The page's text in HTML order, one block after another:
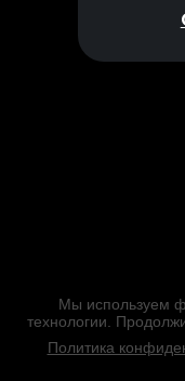
Мы используем
технологии.
Политика